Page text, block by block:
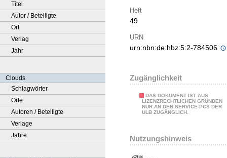
Titel
Autor / Beteiligte
Ort
Verlag
Jahr
Clouds
Schlagwörter
Orte
Autoren / Beteiligte
Verlage
Jahre
Heft
49
URN
urn:nbn:de:hbz:5:2-784506
Zugänglichkeit
DAS DOKUMENT IST AUS
LIZENZRECHTLICHEN GRÜNDEN
NUR AN DEN SERVICE-PCS DER
ULB ZUGÄNGLICH.
Nutzungshinweis